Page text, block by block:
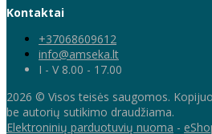
Kontaktai
+37068609612
info@amseka.lt
I - V 8.00 - 17.00
2026 © Visos teisės saugomos.
be autorių sutikimo draudžiama.
Elektroninių parduotuvių nuoma -